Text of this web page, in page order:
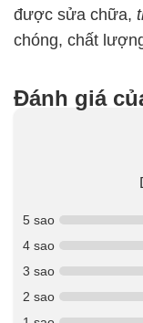
được sửa chữa,
chóng, chất
Đánh giá
5 sao
4 sao
3 sao
2 sao